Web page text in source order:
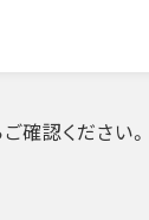
確認ください。